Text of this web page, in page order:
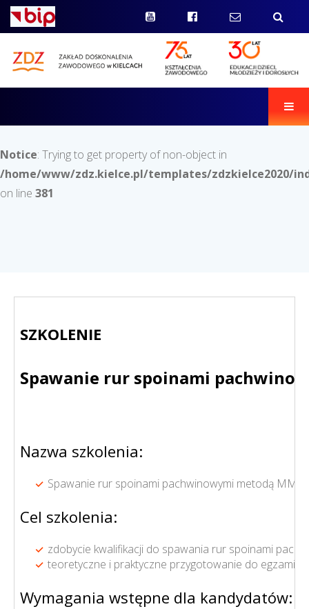
Notice: Trying to get property of non-object in
/home/www/zdz.kielce.pl/templates/zdzkielce2020/
on line 381
SZKOLENIE
Spawanie rur spoinami
Nazwa szkolenia:
Spawanie rur spoinami pachwinowymi metodą MMA
Cel szkolenia:
zdobycie kwalifikacji do spawania rur spoinami
teoretyczne i praktyczne przygotowanie do
Wymagania wstępne dla kandydatów: